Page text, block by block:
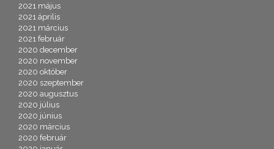
2021 május
2021 április
2021 március
2021 február
2020 december
2020 november
2020 október
2020 szeptember
2020 augusztus
2020 július
2020 június
2020 március
2020 február